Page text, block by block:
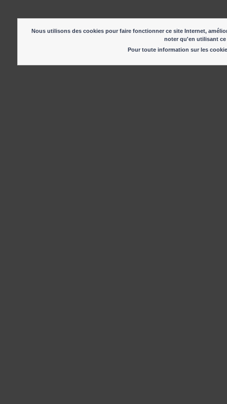
Nous utilisons des cookies pour faire fonctionner ce site Internet,
noter qu'en utilisant
Pour toute information sur les